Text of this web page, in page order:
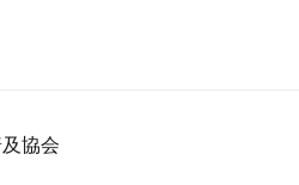
協会